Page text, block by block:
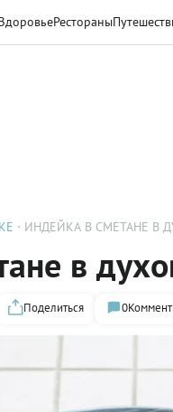
Рестораны
ИНДЕЙКА В СМЕТАНЕ В
в
Поделиться 0